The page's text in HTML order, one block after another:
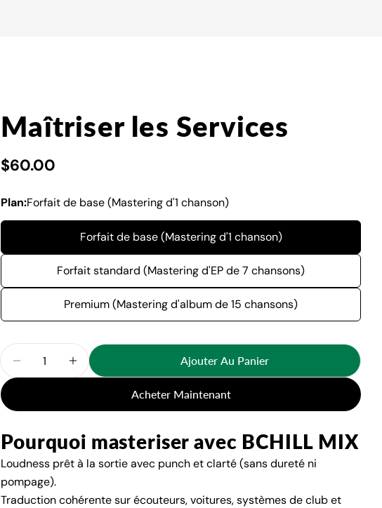
Maîtriser les Services
Prix
habituel
$60.00
Plan:Forfait de base (Mastering d'1 chanson)
Forfait de base (Mastering d'1 chanson)
Forfait standard (Mastering d'EP de 7 chansons)
Premium (Mastering d'album de 15 chansons)
Diminuer La Quantité Pour Maîtriser Les Services
Augmenter La Quantité Pour Maîtriser Les Services
Ajouter Au Panier
Acheter Maintenant
Pourquoi masteriser avec BCHILL MIX
Loudness prêt à la sortie avec punch et clarté (sans dureté ni
pompage).
Traduction cohérente sur écouteurs, voitures, systèmes de club et